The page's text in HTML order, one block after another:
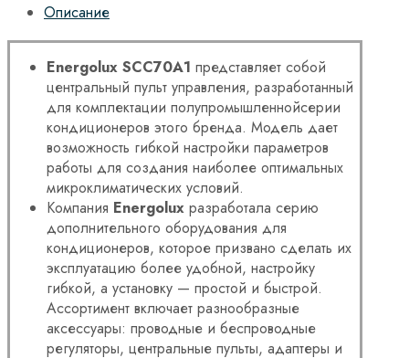
Описание
Energolux SCC70A1 представляет собой
центральный пульт управления, разработанный
для комплектации полупромышленнойсерии
кондиционеров этого бренда. Модель дает
возможность гибкой настройки параметров
работы для создания наиболее оптимальных
микроклиматических условий.
Компания Energolux разработала серию
дополнительного оборудования для
кондиционеров, которое призвано сделать их
эксплуатацию более удобной, настройку
гибкой, а установку — простой и быстрой.
Ассортимент включает разнообразные
аксессуары: проводные и беспроводные
регуляторы, центральные пульты, адаптеры и